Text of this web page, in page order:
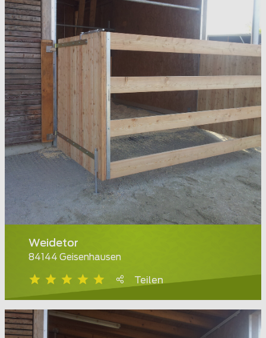
Weidetor
84144 Geisenhausen
Teilen